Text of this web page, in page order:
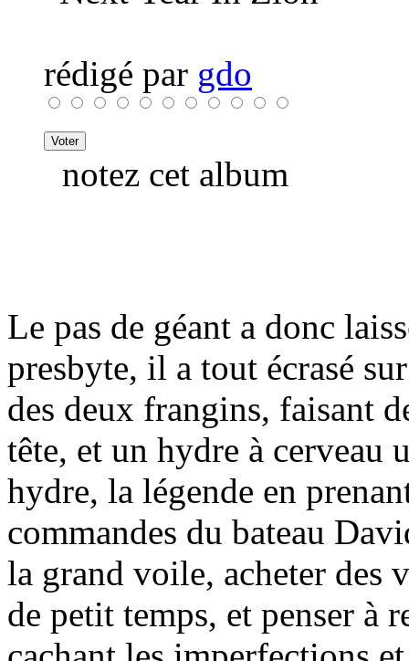
rédigé par gdo
notez cet album
Le pas de géant a donc
presbyte, il a tout écrasé
des deux frangins, faisant
tête, et un hydre à cerveau
hydre, la légende en
commandes du bateau
la grand voile, acheter des
de petit temps, et penser à